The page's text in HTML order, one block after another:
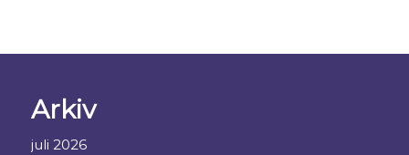
Arkiv
juli 2026